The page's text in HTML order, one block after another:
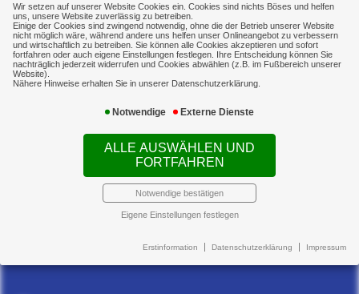
Wir setzen auf unserer Website Cookies ein. Cookies sind nichts Böses und helfen
uns, unsere Website zuverlässig zu betreiben.
Einige der Cookies sind zwingend notwendig, ohne die der Betrieb unserer Website
nicht möglich wäre, während andere uns helfen unser Onlineangebot zu verbessern
und wirtschaftlich zu betreiben. Sie können alle Cookies akzeptieren und sofort
fortfahren oder auch eigene Einstellungen festlegen. Ihre Entscheidung können Sie
nachträglich jederzeit widerrufen und Cookies abwählen (z.B. im Fußbereich unserer
Website).
Nähere Hinweise erhalten Sie in unserer Datenschutzerklärung.
Notwendige Externe Dienste
ALLE AUSWÄHLEN UND
FORTFAHREN
Notwendige bestätigen
Eigene Einstellungen festlegen
Erstinformation Datenschutzerklärung Impressum
Rechtliches
Erstinformation
Datenschutz
Cookie-Einstellungen